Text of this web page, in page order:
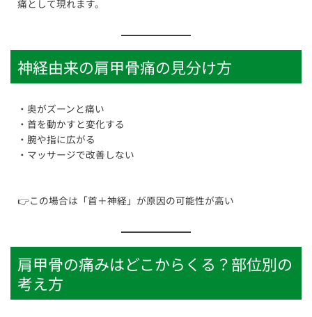
痛として現れます。
神経由来の肩甲骨痛の見分け方
・奥がズーンと痛い
・首を動かすと変化する
・腕や指に広がる
・マッサージで改善しない
👉この場合は「首＋神経」が原因の可能性が高い
肩甲骨の痛みはどこからくる？部位別の
考え方